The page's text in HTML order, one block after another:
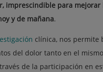
imprescindible para mejorar
y de mañana.
clínica, nos permite
del dolor tanto en el
de la participación en